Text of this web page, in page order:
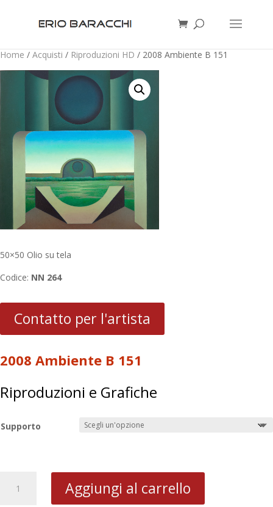
Home / Acquisti / Riproduzioni HD / 2008 Ambiente B 151
50×50 Olio su tela
Codice: NN 264
Contatto per l'artista
2008 Ambiente B 151
Riproduzioni e Grafiche
Supporto
Ambiente
Aggiungi al carrello